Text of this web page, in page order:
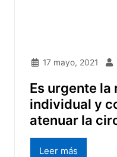
17 mayo, 2021
Es urgente
individual y
atenuar la
Leer más